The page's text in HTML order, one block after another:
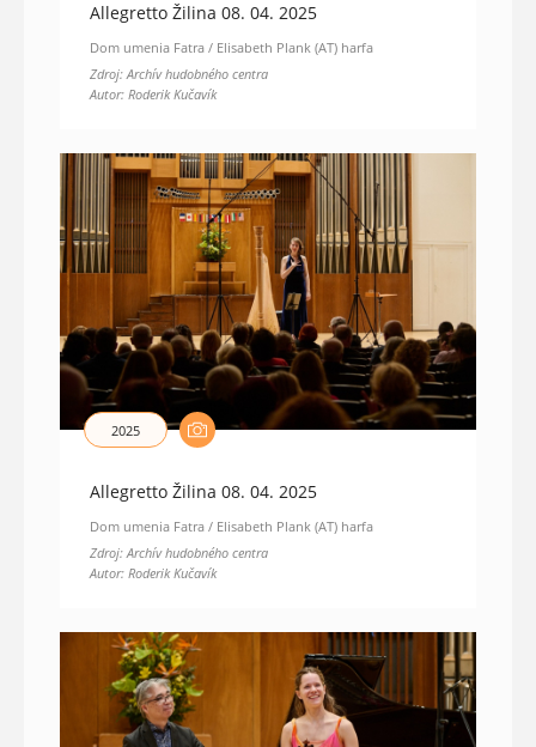
Allegretto Žilina 08. 04. 2025
Dom umenia Fatra / Elisabeth Plank (AT) harfa
Zdroj: Archív hudobného centra
Autor: Roderik Kučavík
2025
Allegretto Žilina 08. 04. 2025
Dom umenia Fatra / Elisabeth Plank (AT) harfa
Zdroj: Archív hudobného centra
Autor: Roderik Kučavík